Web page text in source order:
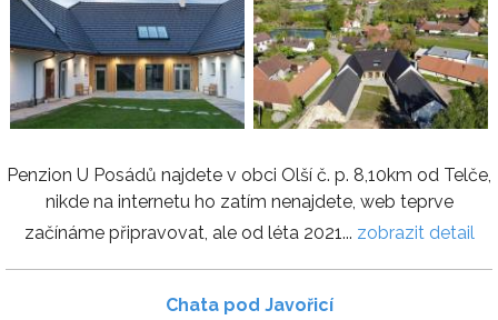
Penzion U Posádů najdete v obci Olší č. p. 8,10km od Telče,
nikde na internetu ho zatím nenajdete, web teprve
začínáme připravovat, ale od léta 2021... zobrazit detail
Chata pod Javořicí